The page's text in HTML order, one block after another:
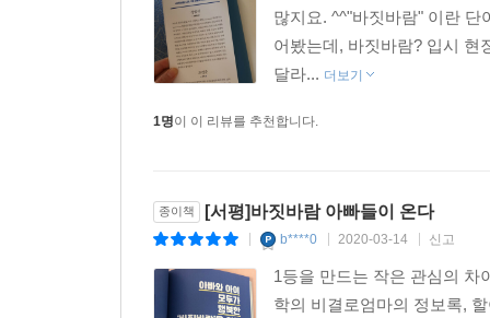
많지요. ^^"바짓바람" 이란
어봤는데, 바짓바람? 입시 현
달라... 더보기
1명이 이 리뷰를 추천합니다.
종이책 [서평]바짓바람 아빠들이 온다
b****0 2020-03-14 신고
1등을 만드는 작은 관심의 차
학의 비결로엄마의 정보록,